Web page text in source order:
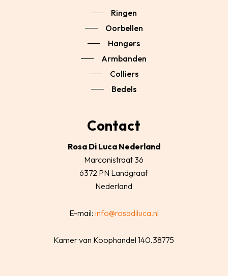
Ringen
Oorbellen
Hangers
Armbanden
Colliers
Bedels
Contact
Rosa Di Luca Nederland
Marconistraat 36
6372 PN Landgraaf
Nederland
E-mail: info@rosadiluca.nl
Kamer van Koophandel 140.38775